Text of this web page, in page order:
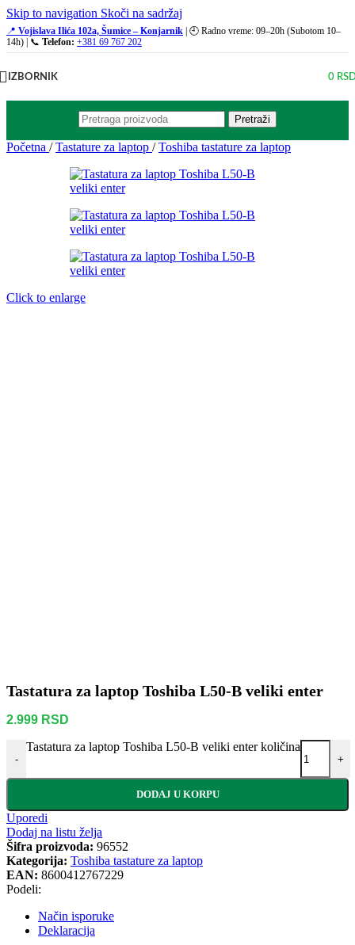
Skip to navigation Skoči na sadržaj
📍 Vojislava Ilića 102a, Šumice – Konjarnik | 🕘 Radno vreme: 09–20h (Subotom 10–
14h) | 📞 Telefon: +381 69 767 202
IZBORNIK 0
Pretraži
Početna / Tastature za laptop / Toshiba tastature za laptop
Click to enlarge
Tastatura za laptop Toshiba L50-B veliki enter
2.999 RSD
-
Tastatura za laptop Toshiba L50-B veliki enter količina
+
DODAJ U KORPU
Uporedi
Dodaj na listu želja
Šifra proizvoda: 96552
Kategorija: Toshiba tastature za laptop
EAN: 8600412767229
Podeli:
Način isporuke
Deklaracija